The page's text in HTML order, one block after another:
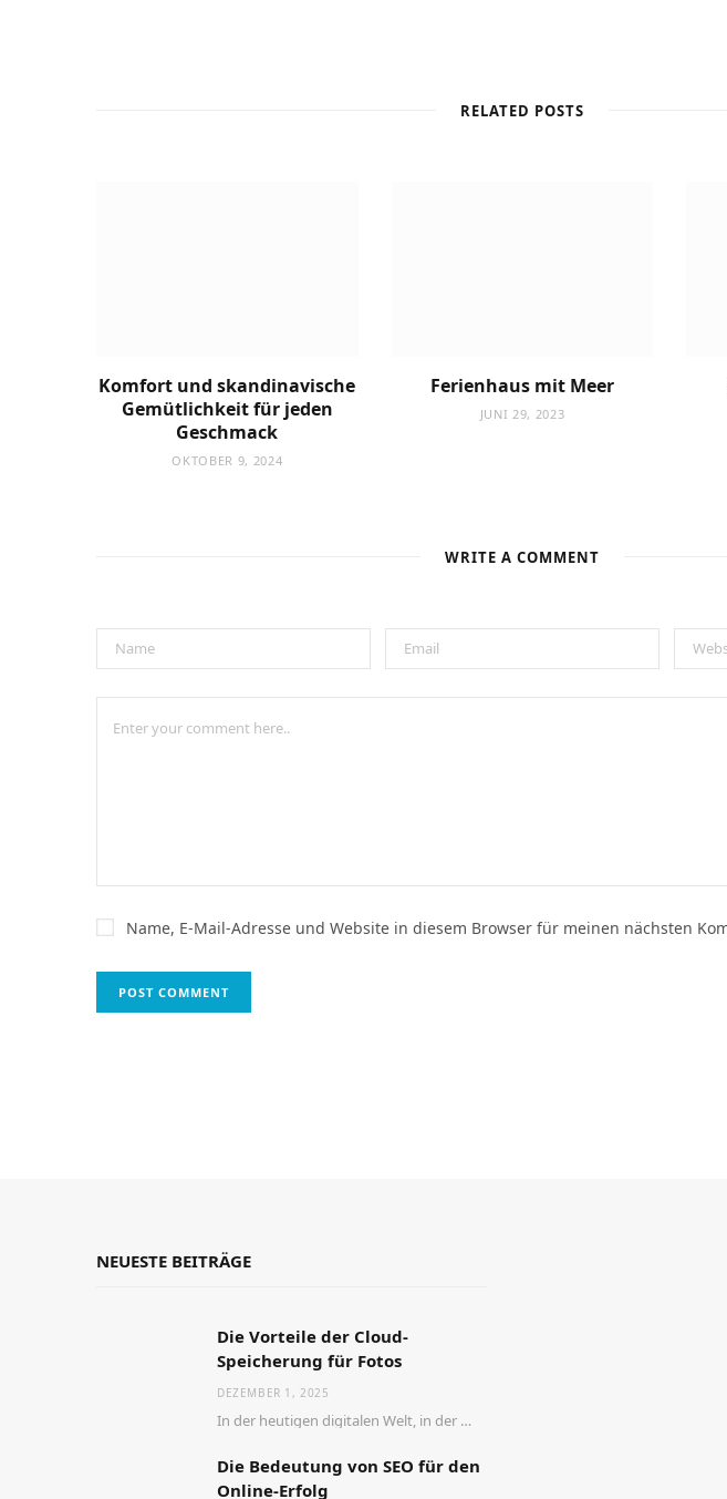
RELATED POSTS
Komfort und skandinavische
Gemütlichkeit für jeden
Geschmack
OKTOBER 9, 2024
Ferienhaus mit Meer
JUNI 29, 2023
WRITE A COMMENT
Name, E-Mail-Adresse und Website in diesem Browser für meinen nächsten
NEUESTE BEITRÄGE
Die Vorteile der Cloud-
Speicherung für Fotos
DEZEMBER 1, 2025
In der heutigen digitalen Welt, in der die Anzahl der aufgenommenen Fotos stetig zunimmt, wird…
Die Bedeutung von SEO für den
Online-Erfolg